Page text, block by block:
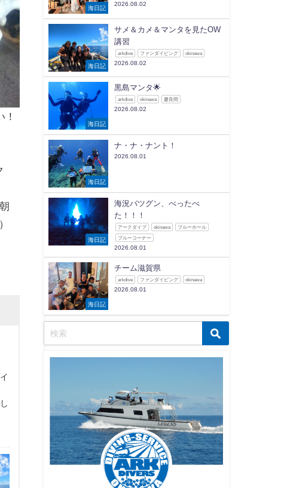
海日記
2026.08.02
海日記
サメ＆カメ＆マンタを見たOW
講習
arkdive ファンダイビング okinawa
2026.08.02
海日記
黒島マンタ🌟
arkdive okinawa 慶良間
2026.08.02
海日記
ナ・ナ・ナント！
2026.08.01
海日記
海況バツグン、べったべ
た！！！
アークダイブ okinawa ブルーホール
ブルーコーナー
2026.08.01
海日記
チーム滋賀県
arkdive ファンダイビング okinawa
2026.08.01